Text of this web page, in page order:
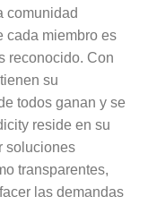
comunidad
cada miembro es
reconocido. Con
su
todos ganan y se
reside en su
soluciones
transparentes,
las demandas